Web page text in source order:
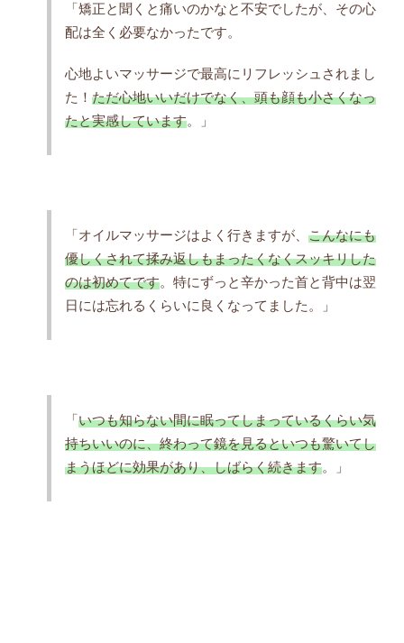
「矯正と聞くと痛いのかなと不安でしたが、その心
配は全く必要なかったです。
心地よいマッサージで最高にリフレッシュされまし
た！ ただ心地いいだけでなく、頭も顔も小さくなっ
たと実感しています。」
「オイルマッサージはよく行きますが、 こんなにも
優しくされて揉み返しもまったくなくスッキリした
のは初めてです。特にずっと辛かった首と背中は翌
日には忘れるくらいに良くなってました。」
「いつも知らない間に眠ってしまっているくらい気
持ちいいのに、終わって鏡を見るといつも驚いてし
まうほどに効果があり、しばらく続きます。」